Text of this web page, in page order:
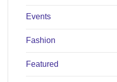
Events
Fashion
Featured